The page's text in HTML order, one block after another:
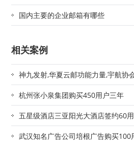
国内主要的企业邮箱有哪些
相关案例
神九发射,华夏云邮功能力量,宇航协
云邮企业邮箱
杭州张小泉集团购买450用户三年
五星级酒店三亚阳光大酒店签约60
武汉知名广告公司培根广告购买100